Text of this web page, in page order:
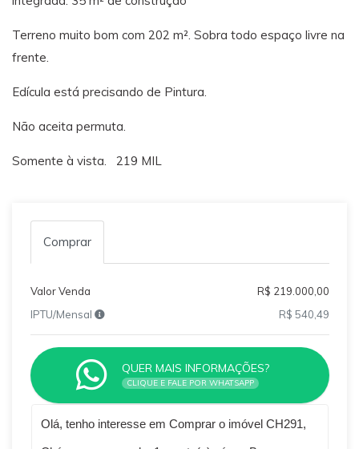
Terreno muito bom com 202 m². Sobra todo espaço livre na
frente.
Edícula está precisando de Pintura.
Não aceita permuta.
Somente à vista. 219 MIL
Comprar
Valor Venda
R$ 219.000,00
IPTU/Mensal
R$ 540,49
QUER MAIS INFORMAÇÕES?
CLIQUE E FALE POR WHATSAPP